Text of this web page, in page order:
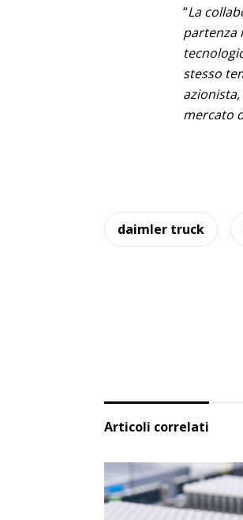
“La
partenza
stesso
mercato
daimler truck
Articoli correlati